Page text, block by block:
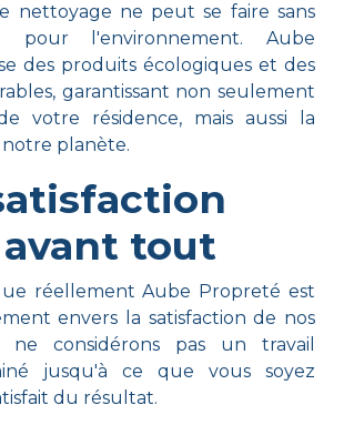
nettoyage ne peut se faire sans
pour l'environnement. Aube
des produits écologiques et des
garantissant non seulement
votre résidence, mais aussi la
planète.
tout
réellement Aube Propreté est
envers la satisfaction de nos
ne considérons pas un travail
jusqu'à ce que vous soyez
du résultat.